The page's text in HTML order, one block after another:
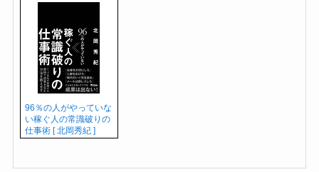
96％の人がやっていな
い稼ぐ人の常識破りの
仕事術 [ 北岡秀紀 ]